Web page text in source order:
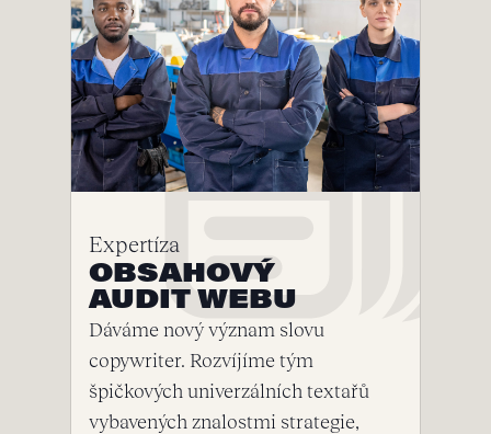
Expertíza
OBSAHOVÝ
AUDIT WEBU
Dáváme nový význam slovu
copywriter. Rozvíjíme tým
špičkových univerzálních textařů
vybavených znalostmi strategie,